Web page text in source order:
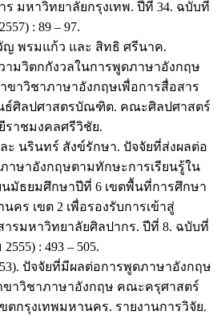
มหาวิทยาลัยกรุงเทพ. ปีที่ 34. ฉบับที่
: 89 – 97.
ญ พรมแก้ว และ สิทธิ ศรีนาค.
ามวิตกกังวลในการพูดภาษาอังกฤษ
าวิชาภาษาอังกฤษเพื่อการสื่อสาร
ธ์ศิลปศาสตรบัณฑิต. คณะศิลปศาสตร์
ราชมงคลศรีวิชัย.
นรินทร์ สังข์รักษา. ปัจจัยที่ส่งผลต่อ
าษาอังกฤษตามทักษะการเรียนรู้ใน
นมัธยมศึกษาปีที่ 6 เขตพื้นที่การศึกษา
คร เขต 2 เพื่อรองรับการเข้าสู่
ารมหาวิทยาลัยศิลปากร. ปีที่ 8. ฉบับที่
: 493 – 505.
ปัจจัยที่มีผลต่อการพูดภาษาอังกฤษ
าวิชาภาษาอังกฤษ คณะครุศาสตร์
ตกรุงเทพมหานคร. รายงานการวิจัย.